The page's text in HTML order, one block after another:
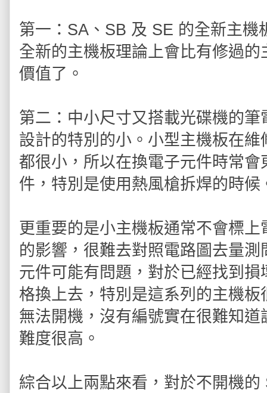
第一：SA、SB 及 SE 的全新主
全新的主機板理論上會比有修過
價值了。
第二：中小尺寸又搭載光碟機的
設計的特別的小。小型主機板在
都很小，所以在換電子元件時常
件，特別是使用熱風槍拆焊的時候
更重要的是小主機板通常不會標
的影響，很難去對照電路圖去量
元件可能有問題，對於已經找到
格換上去，特別是這系列的主機
無法開機，沒有編號實在很難知
難度很高。
綜合以上兩點來看，對於不開機